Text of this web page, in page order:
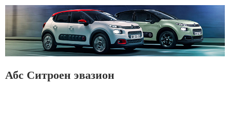
Абс Ситроен эвазион